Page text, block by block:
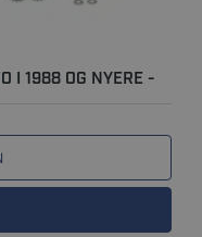
I 1988 OG NYERE -